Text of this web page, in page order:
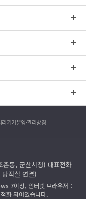
기기운영·관리방침
동, 군산시청) 대표전화
직실 연결)
7이상, 인터넷 브라우저：
화 되어있습니다.